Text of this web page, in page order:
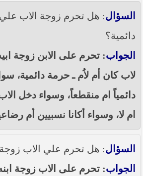
----- تصريح حول الأوضاع الراهنة
(14/06/2014) -----
ما ورد في خطبة الجمعة لممثل
في كربلاء المقدسة فضيلة العلاّمة
) بعد سيطرة (داعش) على مناطق
نينوى وصلاح الدين وإعلانها أنها
المحافظات
بيان صادر من مكتب سماحة السيد
محافظة نينوى
السؤال: هل تحرم زوجة الاب علي
دائمية؟
الجواب: تحرم على الابن زوجة
لاب كان أم لاُم ـ حرمة دائمية،
دائمياً ام منقطعاً، وسواء دخل
ام لا، وسواء أكانا نسبيين أم
السؤال: هل تحرم علي الاب زوجة
الجواب: تحرم على الاب زوجة